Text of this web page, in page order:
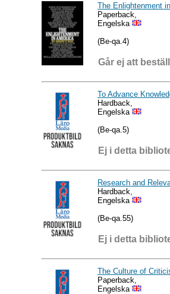
The Enlightenment
Paperback,
Engelska
(Be-qa.4)
Går ej att
To Advance
Hardback,
Engelska
(Be-qa.5)
Ej i detta
Research and
Hardback,
Engelska
(Be-qa.55)
Ej i detta
The Culture of
Paperback,
Engelska